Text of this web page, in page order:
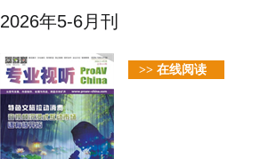
2026年5-6月刊
>> 在线阅读